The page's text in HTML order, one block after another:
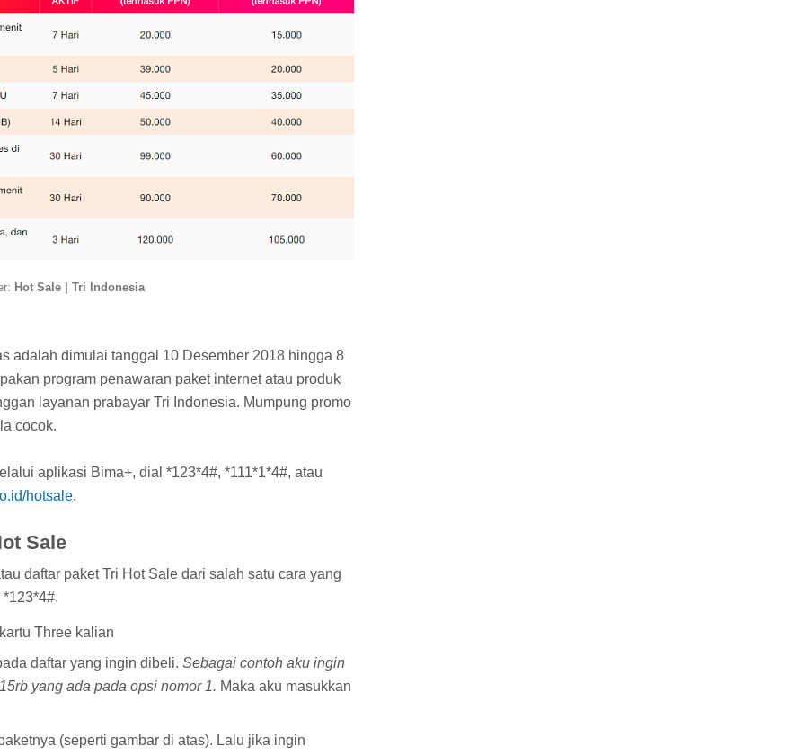
Hot Sale | Tri Indonesia
adalah dimulai tanggal 10 Desember 2018 hingga 8
program penawaran paket internet atau produk
layanan prabayar Tri Indonesia. Mumpung promo
cocok.
aplikasi Bima+, dial *123*4#, *111*1*4#, atau
hotsale.
Sale
daftar paket Tri Hot Sale dari salah satu cara yang
Three kalian
daftar yang ingin dibeli. Sebagai contoh aku ingin
yang ada pada opsi nomor 1. Maka aku masukkan
(seperti gambar di atas). Lalu jika ingin